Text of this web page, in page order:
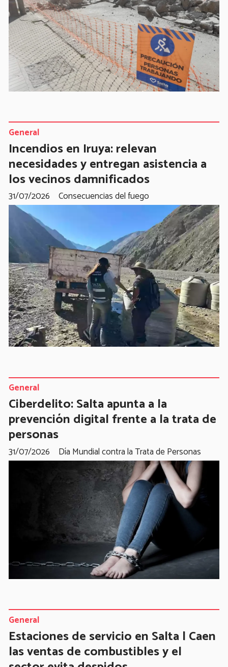
Incendios en Iruya: relevan
necesidades y entregan asistencia a
los vecinos damnificados
Consecuencias del fuego
General
31/07/2026
Ciberdelito: Salta apunta a la
prevención digital frente a la trata de
personas
Día Mundial contra la Trata de Personas
General
31/07/2026
Estaciones de servicio en Salta | Caen
las ventas de combustibles y el
General